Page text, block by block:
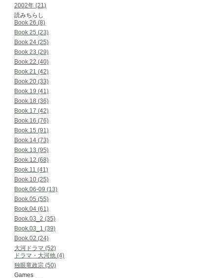
2002年 (21)
読みちらし
Book 26 (8)
Book 25 (23)
Book 24 (25)
Book 23 (29)
Book.22 (40)
Book.21 (42)
Book.20 (33)
Book.19 (41)
Book.18 (36)
Book.17 (42)
Book.16 (76)
Book.15 (91)
Book.14 (73)
Book.13 (95)
Book.12 (68)
Book.11 (41)
Book.10 (25)
Book.06-09 (13)
Book.05 (55)
Book.04 (61)
Book.03_2 (35)
Book.03_1 (39)
Book.02 (24)
大河ドラマ (52)
ドラマ・大河他 (4)
独眼竜政宗 (50)
Games